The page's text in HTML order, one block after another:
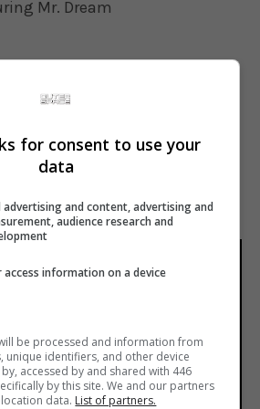
Mr. Dream
of Link
Play
for consent to use your
data
advertising and content, advertising and
audience research and
information on a device
be processed and information from
unique identifiers, and other device
accessed by and shared with 446
by this site. We and our partners
data. List of partners.